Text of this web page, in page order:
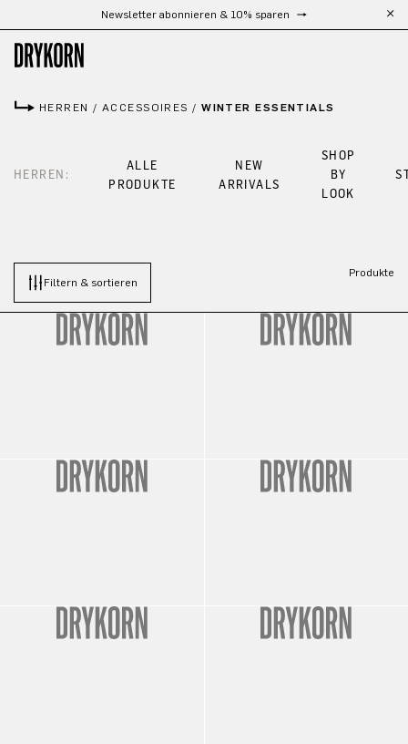
Zum Hauptinhalt springenNewsletter abonnieren & 10% sparen
HERREN / ACCESSOIRES /WINTER ESSENTIALS
HERREN:
ALLE
PRODUKTE
NEW
ARRIVALS
SHOP
BY
LOOK
Filtern & sortieren
Produkte